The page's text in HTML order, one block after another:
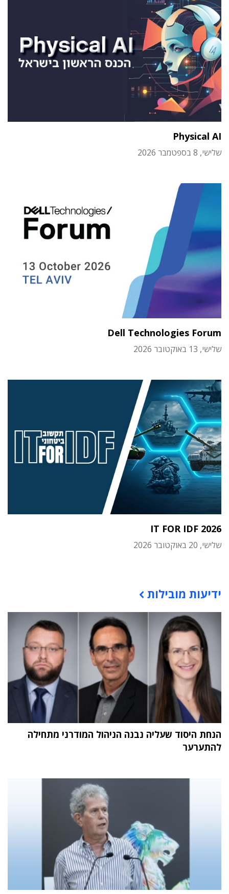
Physical AI
שלישי, 8 בספטמבר 2026
Dell Technologies Forum
שלישי, 13 באוקטובר 2026
IT FOR IDF 2026
שלישי, 20 באוקטובר 2026
ידיעות מובילות
הנחת היסוד שעליה נבנה הניהול המודרני מתחילה
להתערער